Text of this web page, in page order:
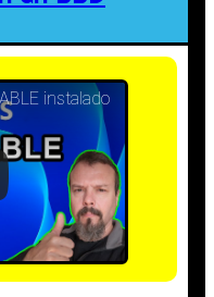
instalado